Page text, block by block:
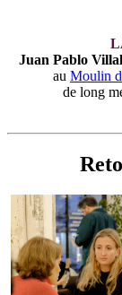
Juan Pablo
au Moulin
de long